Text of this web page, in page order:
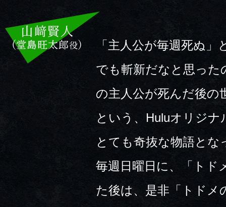
「主人公が毎週死ぬ
でも斬新だなと思った
の主人公が死んだ後の
という、Huluオリジナ
とても奇抜な物語とな
毎週日曜日に、「トド
た後は、是非「トドメ